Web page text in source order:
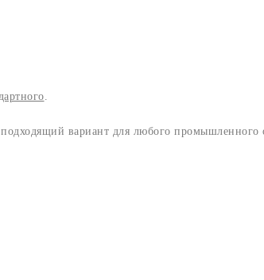
вариант для любого промышленного